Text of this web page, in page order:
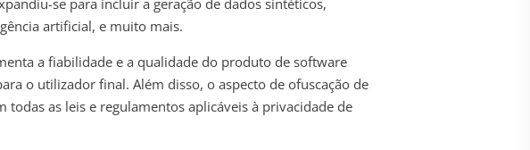
artificial, e muito mais.
a fiabilidade e a qualidade do produto de software
o utilizador final. Além disso, o aspecto de ofuscação de
todas as leis e regulamentos aplicáveis à privacidade de